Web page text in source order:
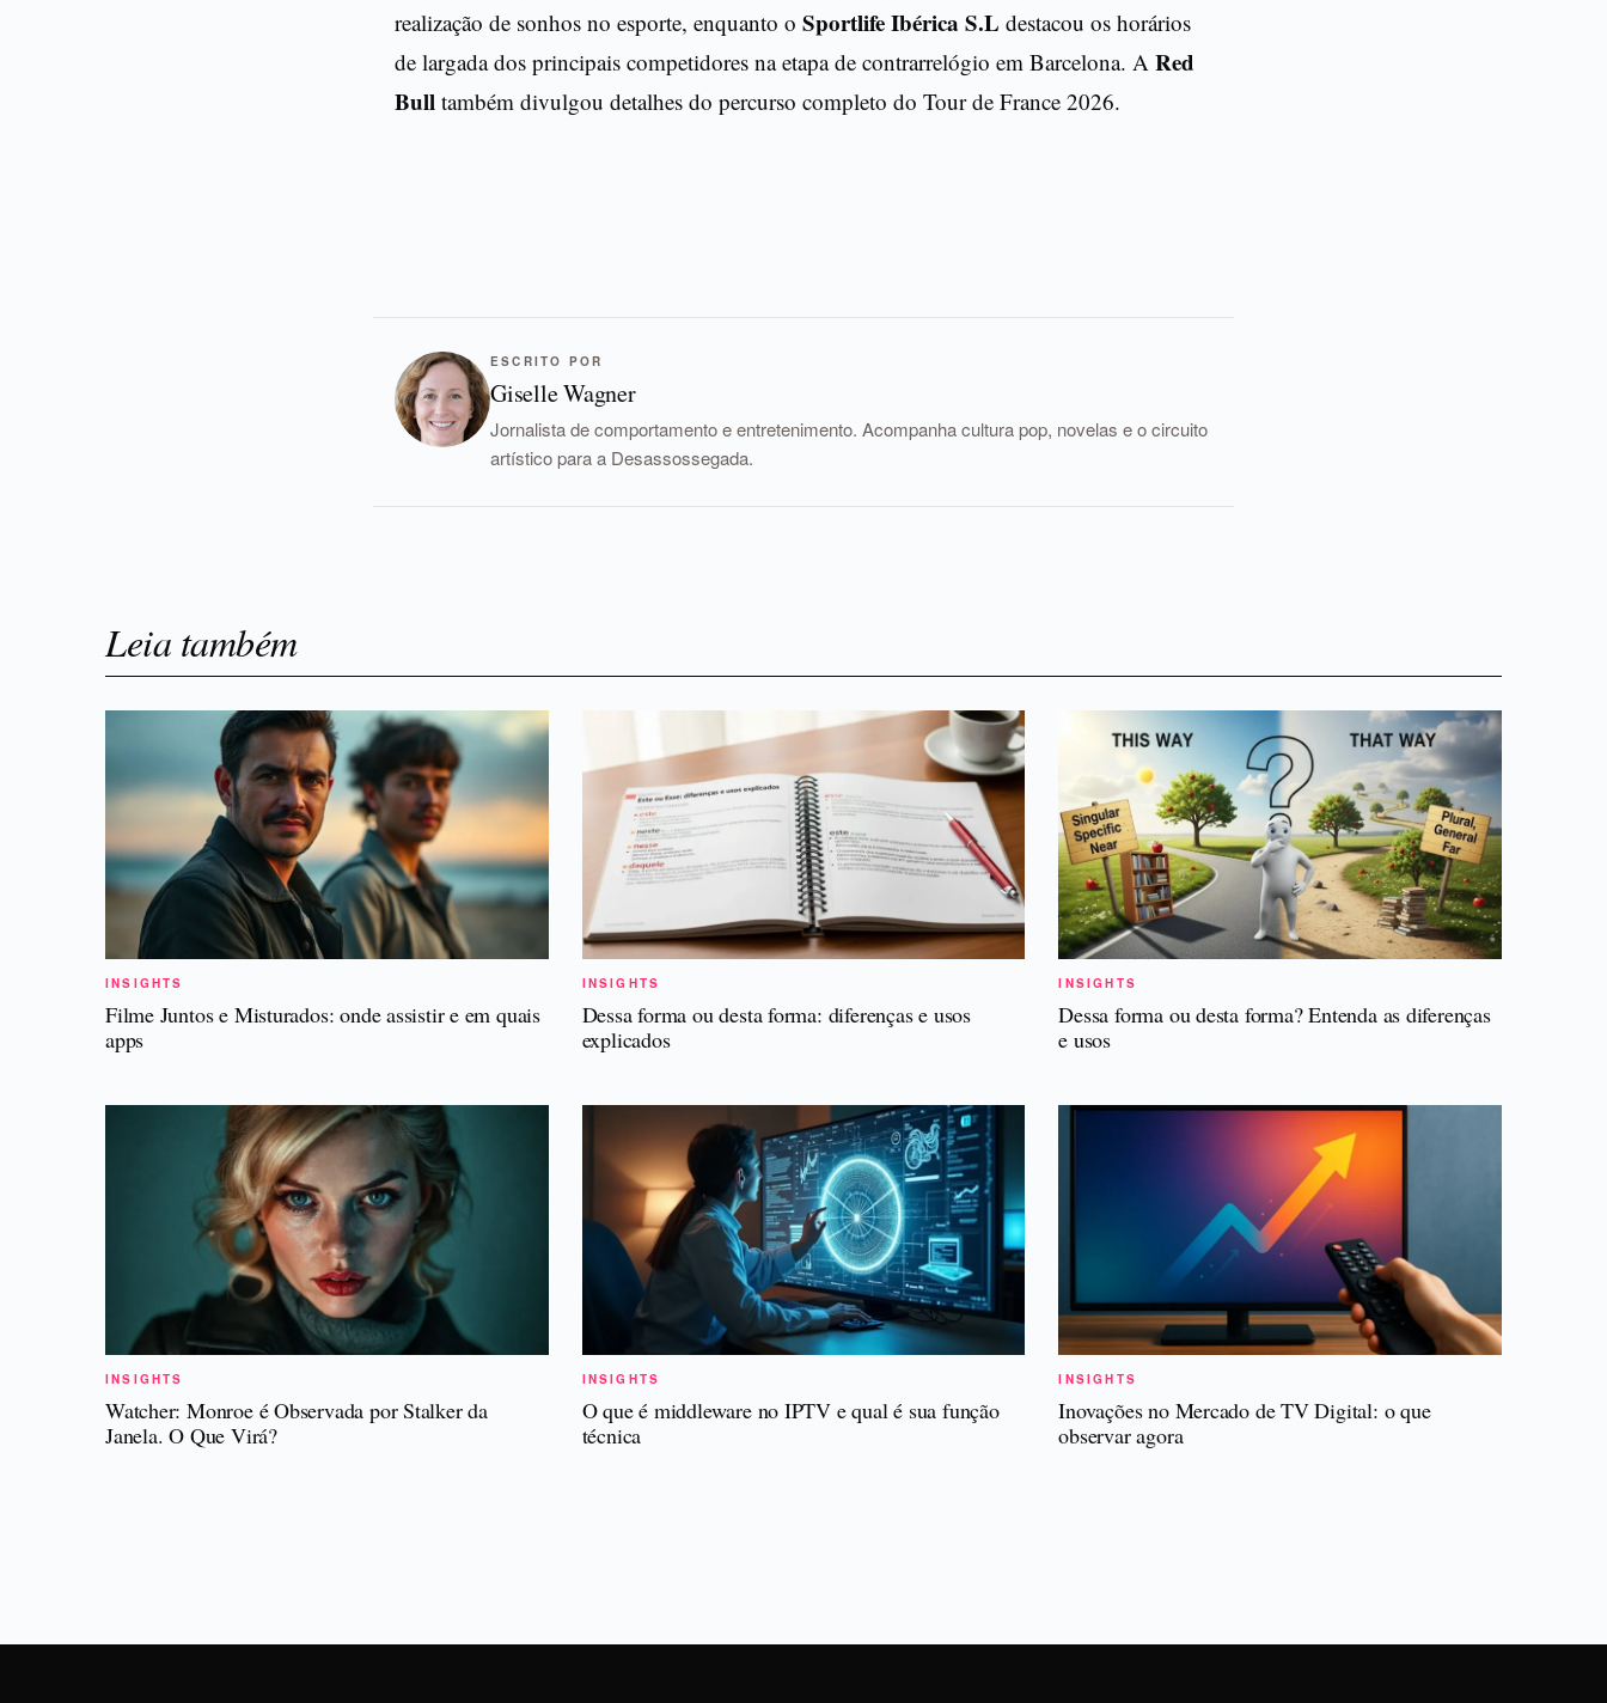
realização de sonhos no esporte, enquanto o Sportlife Ibérica S.L destacou os horários
de largada dos principais competidores na etapa de contrarrelógio em Barcelona. A Red
Bull também divulgou detalhes do percurso completo do Tour de France 2026.
ESCRITO POR
Giselle Wagner
Jornalista de comportamento e entretenimento. Acompanha cultura pop, novelas e o circuito
artístico para a Desassossegada.
Leia também
INSIGHTS
Filme Juntos e Misturados: onde assistir e em quais
apps
INSIGHTS
Dessa forma ou desta forma: diferenças e usos
explicados
INSIGHTS
Dessa forma ou desta forma? Entenda as diferenças
e usos
INSIGHTS
Watcher: Monroe é Observada por Stalker da
Janela. O Que Virá?
INSIGHTS
O que é middleware no IPTV e qual é sua função
técnica
INSIGHTS
Inovações no Mercado de TV Digital: o que
observar agora